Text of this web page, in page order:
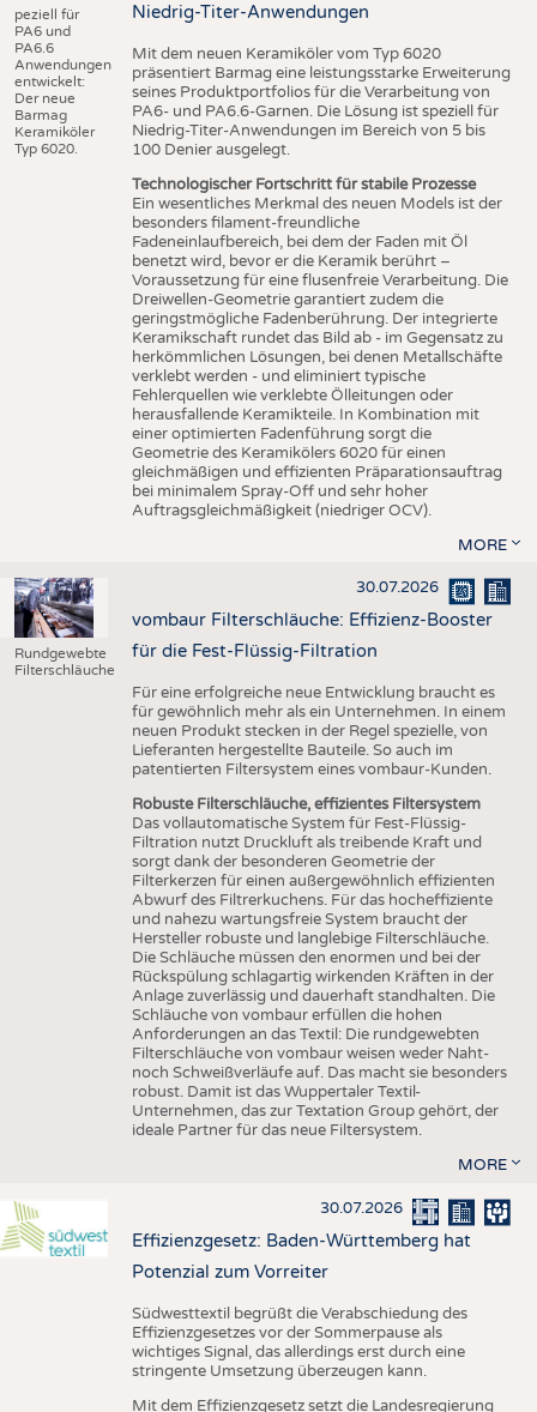
peziell für
PA6 und
PA6.6
Anwendungen
entwickelt:
Der neue
Barmag
Keramiköler
Typ 6020.
Niedrig-Titer-Anwendungen
Mit dem neuen Keramiköler vom Typ 6020
präsentiert Barmag eine leistungsstarke Erweiterung
seines Produktportfolios für die Verarbeitung von
PA6- und PA6.6-Garnen. Die Lösung ist speziell für
Niedrig-Titer-Anwendungen im Bereich von 5 bis
100 Denier ausgelegt.
Technologischer Fortschritt für stabile Prozesse
Ein wesentliches Merkmal des neuen Models ist der
besonders filament-freundliche
Fadeneinlaufbereich, bei dem der Faden mit Öl
benetzt wird, bevor er die Keramik berührt –
Voraussetzung für eine flusenfreie Verarbeitung. Die
Dreiwellen-Geometrie garantiert zudem die
geringstmögliche Fadenberührung. Der integrierte
Keramikschaft rundet das Bild ab - im Gegensatz zu
herkömmlichen Lösungen, bei denen Metallschäfte
verklebt werden - und eliminiert typische
Fehlerquellen wie verklebte Ölleitungen oder
herausfallende Keramikteile. In Kombination mit
einer optimierten Fadenführung sorgt die
Geometrie des Keramikölers 6020 für einen
gleichmäßigen und effizienten Präparationsauftrag
bei minimalem Spray-Off und sehr hoher
Auftragsgleichmäßigkeit (niedriger OCV).
MORE
Rundgewebte
Filterschläuche
30.07.2026
vombaur Filterschläuche: Effizienz-Booster
für die Fest-Flüssig-Filtration
Für eine erfolgreiche neue Entwicklung braucht es
für gewöhnlich mehr als ein Unternehmen. In einem
neuen Produkt stecken in der Regel spezielle, von
Lieferanten hergestellte Bauteile. So auch im
patentierten Filtersystem eines vombaur-Kunden.
Robuste Filterschläuche, effizientes Filtersystem
Das vollautomatische System für Fest-Flüssig-
Filtration nutzt Druckluft als treibende Kraft und
sorgt dank der besonderen Geometrie der
Filterkerzen für einen außergewöhnlich effizienten
Abwurf des Filtrerkuchens. Für das hocheffiziente
und nahezu wartungsfreie System braucht der
Hersteller robuste und langlebige Filterschläuche.
Die Schläuche müssen den enormen und bei der
Rückspülung schlagartig wirkenden Kräften in der
Anlage zuverlässig und dauerhaft standhalten. Die
Schläuche von vombaur erfüllen die hohen
Anforderungen an das Textil: Die rundgewebten
Filterschläuche von vombaur weisen weder Naht-
noch Schweißverläufe auf. Das macht sie besonders
robust. Damit ist das Wuppertaler Textil-
Unternehmen, das zur Textation Group gehört, der
ideale Partner für das neue Filtersystem.
MORE
30.07.2026
Effizienzgesetz: Baden-Württemberg hat
Potenzial zum Vorreiter
Südwesttextil begrüßt die Verabschiedung des
Effizienzgesetzes vor der Sommerpause als
wichtiges Signal, das allerdings erst durch eine
stringente Umsetzung überzeugen kann.
Mit dem Effizienzgesetz setzt die Landesregierung